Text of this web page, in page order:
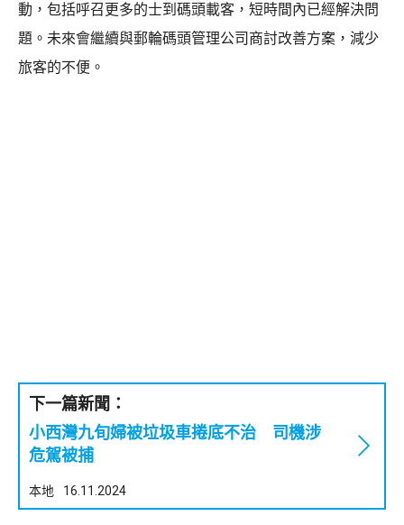
動，包括呼召更多的士到碼頭載客，短時間內已經解決問
題。未來會繼續與郵輪碼頭管理公司商討改善方案，減少
旅客的不便。
下一篇新聞：
小西灣九旬婦被垃圾車捲底不治 司機涉
危駕被捕
本地 16.11.2024